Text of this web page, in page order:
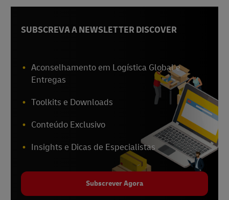
SUBSCREVA A NEWSLETTER DISCOVER
Aconselhamento em Logística Global e
Entregas
Toolkits e Downloads
Conteúdo Exclusivo
Insights e Dicas de Especialistas
Subscrever Agora